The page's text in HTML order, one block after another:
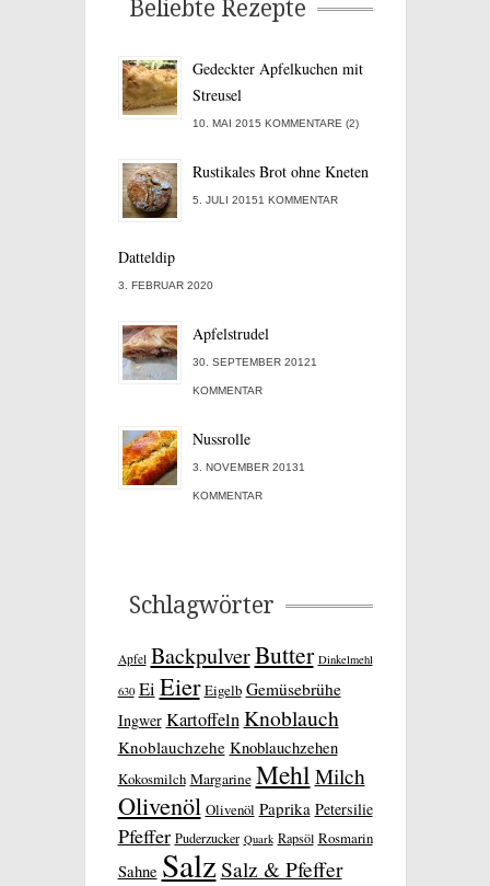
Beliebte Rezepte
Gedeckter Apfelkuchen mit
Streusel
10. MAI 2015 KOMMENTARE (2)
Rustikales Brot ohne Kneten
5. JULI 20151 KOMMENTAR
Datteldip
3. FEBRUAR 2020
Apfelstrudel
30. SEPTEMBER 20121
KOMMENTAR
Nussrolle
3. NOVEMBER 20131
KOMMENTAR
Schlagwörter
Apfel BackpulverButter Dinkelmehl
630 Ei Eier Eigelb Gemüsebrühe
Ingwer Kartoffeln Knoblauch
Knoblauchzehe Knoblauchzehen
Kokosmilch Margarine Mehl Milch
Olivenöl Olivenöl Paprika Petersilie
Pfeffer Puderzucker Quark Rapsöl Rosmarin
Sahne SalzSalz & Pfeffer